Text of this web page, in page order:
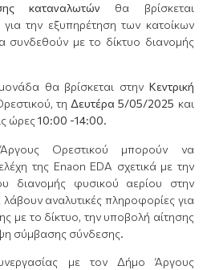
καταναλωτών θα βρίσκεται
για την εξυπηρέτηση των κατοίκων
συνδεθούν με το δίκτυο διανομής
θα βρίσκεται στην Κεντρική
τη Δευτέρα 5/05/2025 και
ώρες10:00 -14:00.
Ορεστικού μπορούν να
της Enaon EDA σχετικά με την
διανομής φυσικού αερίου στην
αναλυτικές πληροφορίες για
με το δίκτυο, την υποβολή αίτησης
σύμβασης σύνδεσης.
με τον Δήμο Άργους